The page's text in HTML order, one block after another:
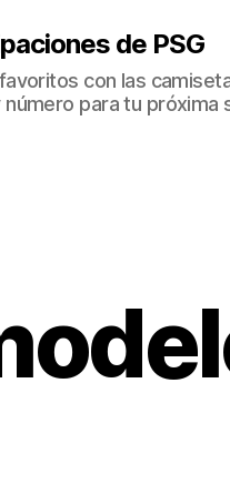
de PSG
con las
para tu próxima